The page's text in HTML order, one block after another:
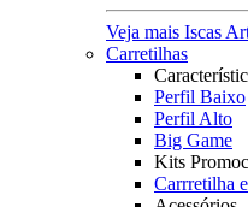
Veja mais Iscas
Carretilhas
Perfil Baixo
Perfil Alto
Big Game
Kits
Carrretilha